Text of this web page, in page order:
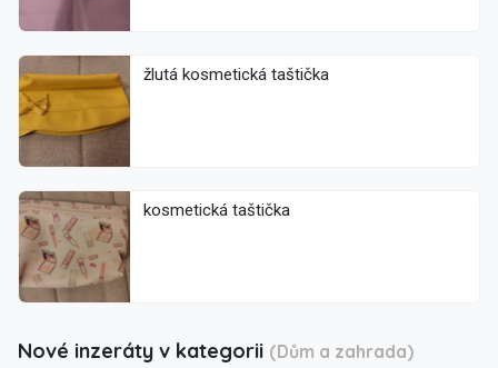
žlutá kosmetická taštička
kosmetická taštička
Nové inzeráty v kategorii (Dům a zahrada)